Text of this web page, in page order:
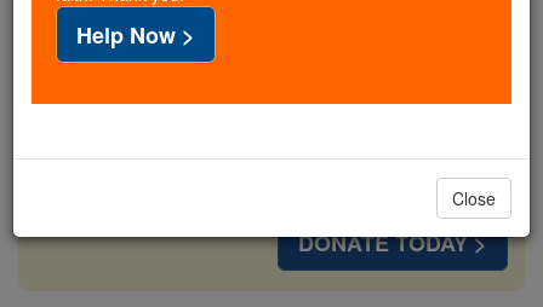
souls with truth, prayer, Scripture, and Christ.
If everyone who reads this gave just $5 — the
free for all. Be Courageous. Be Catholic. Stand
DONATE TODAY >
Help Now >
Close